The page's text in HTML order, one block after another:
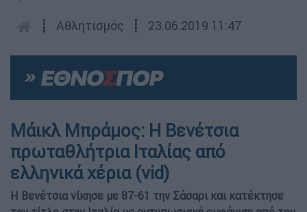
┋ Αθλητισμός ┋ 23.06.2019 11:47
Μάικλ Μπράμος: Η Βενέτσια
πρωταθλήτρια Ιταλίας από
ελληνικά χέρια (vid)
Η Βενέτσια νίκησε με 87-61 την Σάσαρι και κατέκτησε